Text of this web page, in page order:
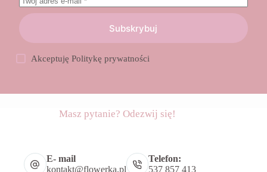
Subskrybuj
AkceptujęPolitykę prywatności
Masz pytanie? Odezwij się!
E- mail
kontakt@flowerka.pl
Telefon:
537 857 413